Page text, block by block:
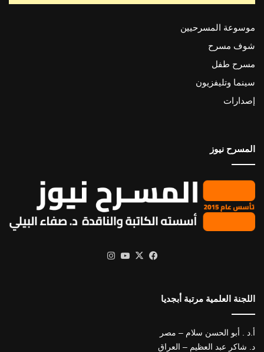
موسوعة المسرحيين
شوف مسرح
مسرح طفل
سينما وتليفزيون
إصدارات
المسرح نيوز
فيسبوك
X يوتيوب
اللجنة العلمية مرتبة أبجديا
أ.د . أبو الحسن سلام – مصر
د. شاكر عبد العظيم – العراق